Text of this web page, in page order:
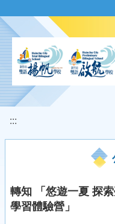
:::
轉知 「悠遊一夏 探
學習體驗營」